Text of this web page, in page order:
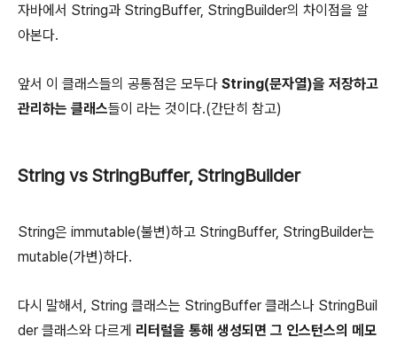
자바에서 String과 StringBuffer, StringBuilder의 차이점을 알
아본다.
앞서 이 클래스들의 공통점은 모두다 String(문자열)을 저장하고
관리하는 클래스들이 라는 것이다.(간단히 참고)
String vs StringBuffer, StringBuilder
String은 immutable(불변)하고 StringBuffer, StringBuilder는
mutable(가변)하다.
다시 말해서, String 클래스는 StringBuffer 클래스나 StringBuil
der 클래스와 다르게 리터럴을 통해 생성되면 그 인스턴스의 메모